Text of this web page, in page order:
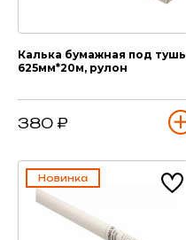
Калька бумажная под тушь
625мм*20м, рулон
380 ₽
Новинка